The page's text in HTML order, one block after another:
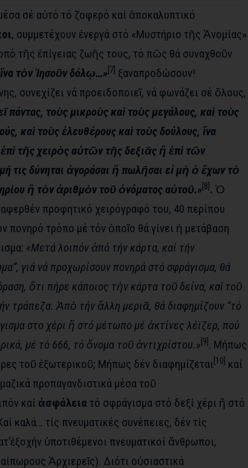
σέ αὐτό τό ζοφερό καί ἀποκαλυπτικό
, συμμετέχουν ἐνεργά στό «Μυστήριο τῆς Ἀνομίας»
τῆς ἐπίγειας ζωῆς τους, τό πῶς θά συναχθοῦν
τὸν Ἰησοῦν δόλῳ…» [7] ξαναπροδώσουν!
συνεχίζει νά προειδοποιεῖ, νά φωνάζει σέ ὅλους,
πάντας, τοὺς μικροὺς καὶ τοὺς μεγάλους, καὶ τοὺς
καὶ τοὺς ἐλευθέρους καὶ τοὺς δούλους, ἵνα
τῆς χειρὸς αὐτῶν τῆς δεξιᾶς ἢ ἐπὶ τῶν
τις δύνηται ἀγοράσαι ἢ πωλῆσαι εἰ μὴ ὁ ἔχων τὸ
ἢ τὸν ἀριθμὸν τοῦ ὀνόματος αὐτοῦ.» [8] . Ὁ
προφητικό χειρόγραφό του, 40 περίπου
πονηρό τρόπο μέ τόν ὁποῖο θά γίνει ἡ μετάβαση
«Μετά λοιπόν ἀπό τήν κάρτα, καί τήν
γιά νά προχωρίσουν πονηρά στό σφράγισμα, θά
ὅτι πήρε κάποιος τὴν κάρτα τοῦ δείνα, καὶ τοῦ
τράπεζα. Ἀπὸ τήν ἄλλη μεριᾶ, θά διαφημίζουν “τό
στο χέρι ἢ στό μέτωπο μέ ἀκτίνες λέϊζερ, πού
μέ τό 666, τό ὅνομα τοῦ ἀντιχρίστου.» [9] . Μήπως
τοῦ ἐξωτερικοῦ; Μήπως δέν διαφημίζεται [10] καί
προπαγανδιστικά μέσα τοῦ
καί ἀσφάλεια τό σφράγισμα στό δεξί χέρι ἤ στό
καλά… τίς πνευματικές συνέπειες, δέν τίς
ὑποτιθέμενοι πνευματικοί ἄνθρωποι,
Ἀρχιερεῖς). Διότι οὐσιαστικά